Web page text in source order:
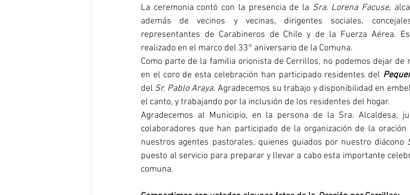
La ceremonia contó con la presencia de la Sra. Lorena Facuse,
además de vecinos y vecinas, dirigentes sociales,
representantes de Carabineros de Chile y de la Fuerza Aérea.
realizado en el marco del 33° aniversario de la Comuna.
Como parte de la familia orionista de Cerrillos, no podemos dejar de
en el coro de esta celebración han participado residentes del
del Sr. Pablo Araya. Agradecemos su trabajo y disponibilidad en
el canto, y trabajando por la inclusión de los residentes del hogar.
Agradecemos al Municipio, en la persona de la Sra. Alcaldesa,
colaboradores que han participado de la organización de la
nuestros agentes pastorales, quienes guiados por nuestro diácono
puesto al servicio para preparar y llevar a cabo esta importante
comuna.